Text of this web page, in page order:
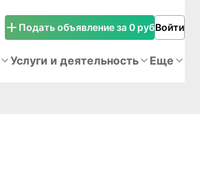
Подать объявление за 0 рубВойти
Услуги и деятельность Еще